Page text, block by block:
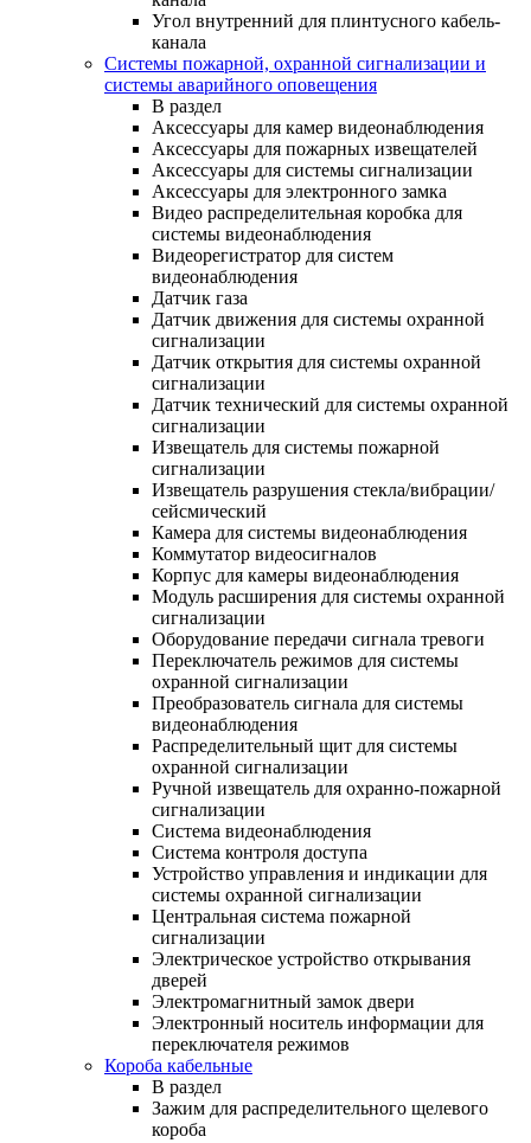
Угол внутренний для плинтусного кабель-
канала
Системы пожарной, охранной сигнализации и
системы аварийного оповещения
В раздел
Аксессуары для камер видеонаблюдения
Аксессуары для пожарных извещателей
Аксессуары для системы сигнализации
Аксессуары для электронного замка
Видео распределительная коробка для
системы видеонаблюдения
Видеорегистратор для систем
видеонаблюдения
Датчик газа
Датчик движения для системы охранной
сигнализации
Датчик открытия для системы охранной
сигнализации
Датчик технический для системы охранной
сигнализации
Извещатель для системы пожарной
сигнализации
Извещатель разрушения стекла/вибрации/
сейсмический
Камера для системы видеонаблюдения
Коммутатор видеосигналов
Корпус для камеры видеонаблюдения
Модуль расширения для системы охранной
сигнализации
Оборудование передачи сигнала тревоги
Переключатель режимов для системы
охранной сигнализации
Преобразователь сигнала для системы
видеонаблюдения
Распределительный щит для системы
охранной сигнализации
Ручной извещатель для охранно-пожарной
сигнализации
Система видеонаблюдения
Система контроля доступа
Устройство управления и индикации для
системы охранной сигнализации
Центральная система пожарной
сигнализации
Электрическое устройство открывания
дверей
Электромагнитный замок двери
Электронный носитель информации для
переключателя режимов
Короба кабельные
В раздел
Зажим для распределительного щелевого
короба